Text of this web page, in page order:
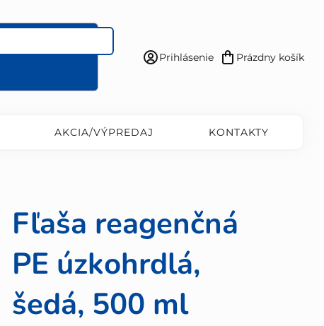
Prihlásenie
Nákupný
Prázdny košík
AKCIA/VÝPREDAJ KONTAKTY
Fľaša reagenčná
PE úzkohrdlá,
šedá, 500 ml